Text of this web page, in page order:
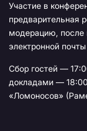
Участие в
предварительная
модерацию, после
электронной
Сбор гостей —
докладами —
«Ломоносов»